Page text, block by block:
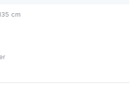
cm